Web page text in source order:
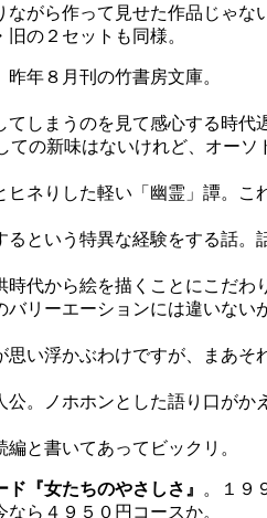
がら作って見せた作品じゃな
の２セットも同様。
昨年８月刊の竹書房文庫。
しまうのを見て感心する時代
の新味はないけれど、オーソ
ネりした軽い「幽霊」譚。こ
という特異な経験をする話。
代から絵を描くことにこだわ
リーエーションには違いない
い浮かぶわけですが、まあそ
。ノホホンとした語り口がか
と書いてあってビックリ。
ド『女たちのやさしさ』
。１９
ら４９５０円コースか。